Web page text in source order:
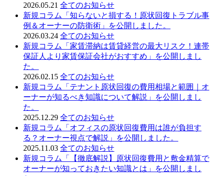
2026.05.21 全てのお知らせ
新規コラム「知らないと損する！原状回復トラブル事
例＆オーナーの防衛術」を公開しました。
2026.03.24 全てのお知らせ
新規コラム「家賃滞納は賃貸経営の最大リスク！連帯
保証人より家賃保証会社がおすすめ」を公開しまし
た。
2026.02.15 全てのお知らせ
新規コラム「テナント原状回復の費用相場と範囲｜オ
ーナーが知るべき知識について解説」を公開しまし
た。
2025.12.29 全てのお知らせ
新規コラム「オフィスの原状回復費用は誰が負担す
る？オーナー視点で解説」を公開しました。
2025.11.03 全てのお知らせ
新規コラム「【徹底解説】原状回復費用と敷金精算で
オーナーが知っておきたい知識とは」を公開しまし